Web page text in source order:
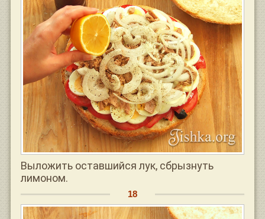
Выложить оставшийся лук, сбрызнуть
лимоном.